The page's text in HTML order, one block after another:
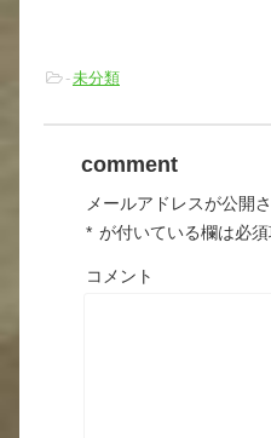
-未分類
comment
メールアドレスが公開
* が付いている欄は必
コメント